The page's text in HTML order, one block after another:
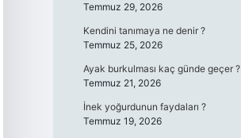
Temmuz 29, 2026
Kendini tanımaya ne denir ?
Temmuz 25, 2026
Ayak burkulması kaç günde geçer ?
Temmuz 21, 2026
İnek yoğurdunun faydaları ?
Temmuz 19, 2026